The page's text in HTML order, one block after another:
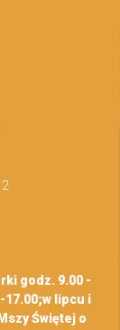
godz. 9.00 -
17.00;w lipcu i
Świętej o